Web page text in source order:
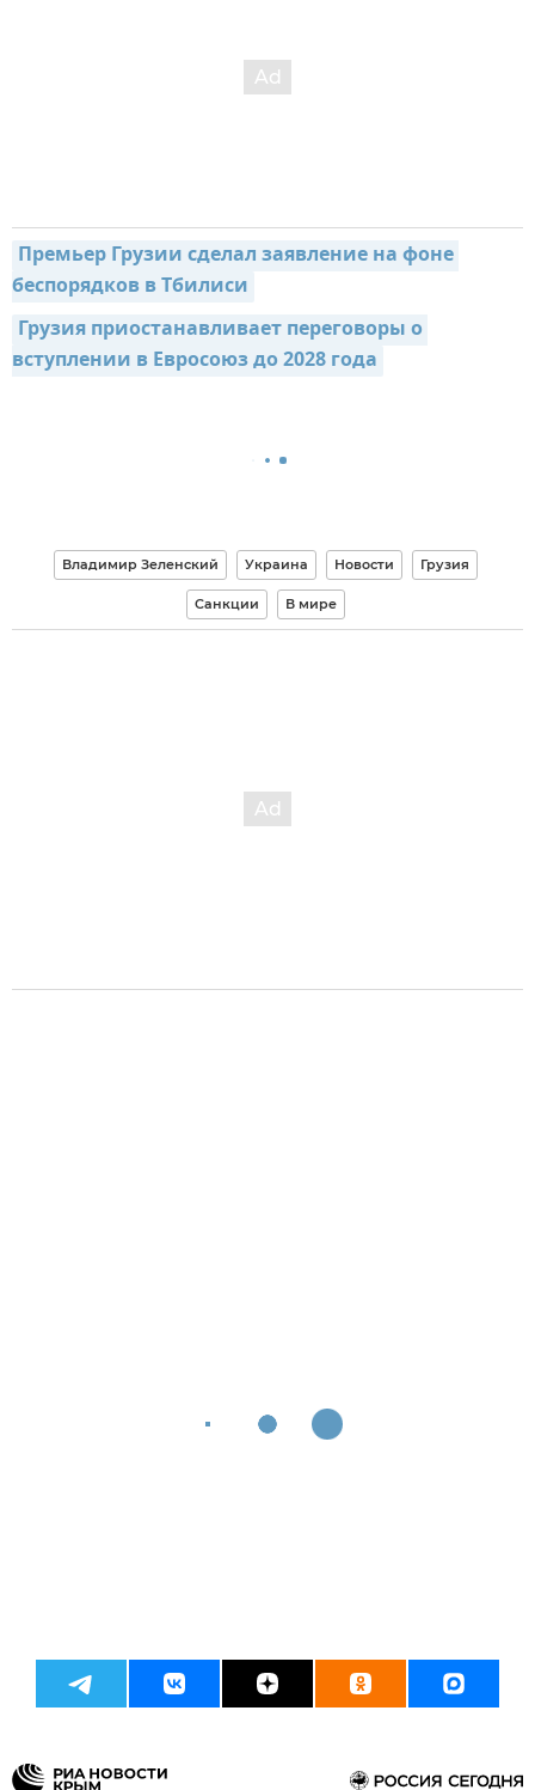
Премьер Грузии сделал заявление на фоне
беспорядков в Тбилиси
Грузия приостанавливает переговоры о
вступлении в Евросоюз до 2028 года
Владимир Зеленский Украина Новости Грузия
Санкции В мире